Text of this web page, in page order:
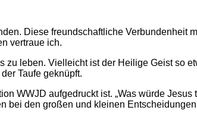
Diese freundschaftliche Verbundenheit
vertraue ich.
zu leben. Vielleicht ist der Heilige Geist so
Taufe geknüpft.
WWJD aufgedruckt ist. „Was würde Jesus
bei den großen und kleinen